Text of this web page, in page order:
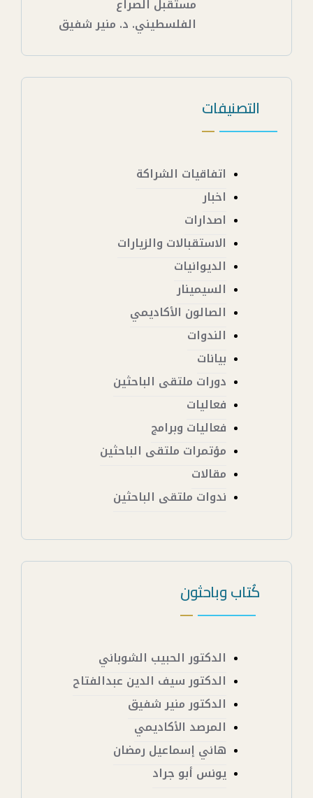
مستقبل الصراع
الفلسطيني. د. منير شفيق
التصنيفات
اتفاقيات الشراكة
اخبار
اصدارات
الاستقبالات والزيارات
الديوانيات
السيمينار
الصالون الأكاديمي
الندوات
بيانات
دورات ملتقى الباحثين
فعاليات
فعاليات وبرامج
مؤتمرات ملتقى الباحثين
مقالات
ندوات ملتقى الباحثين
كُتاب وباحثون
الدكتور الحبيب الشوباني
الدكتور سيف الدين عبدالفتاح
الدكتور منير شفيق
المرصد الأكاديمي
هاني إسماعيل رمضان
يونس أبو جراد